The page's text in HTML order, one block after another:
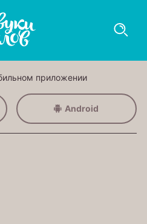
приложении
Android